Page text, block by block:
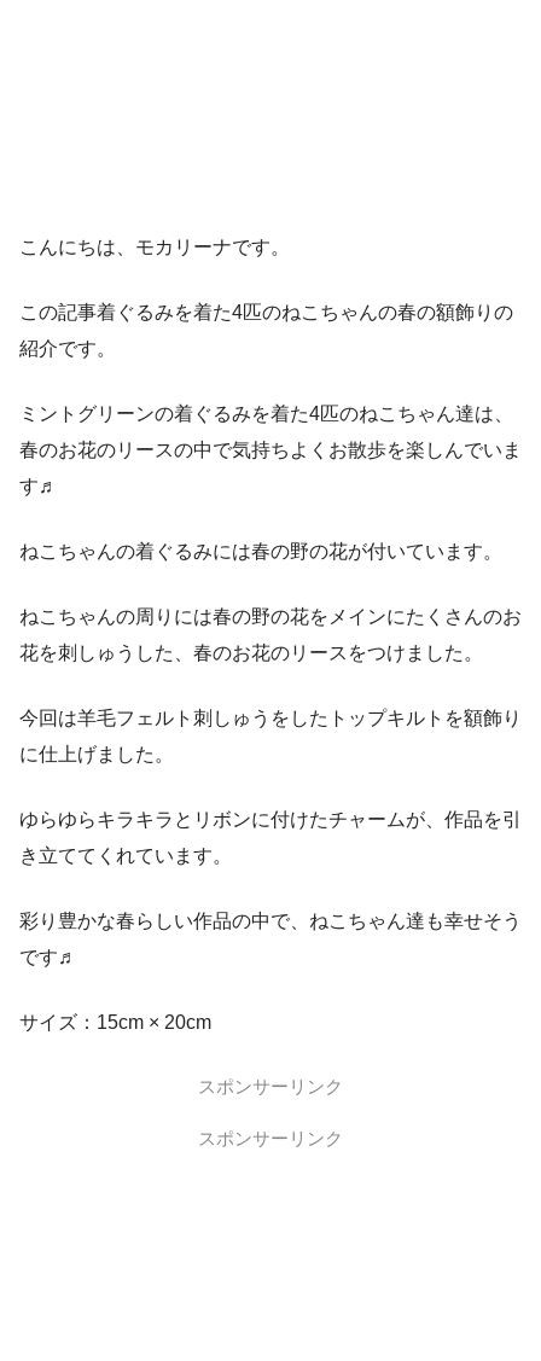
こんにちは、モカリーナです。
この記事着ぐるみを着た4匹のねこちゃんの春の額飾りの
紹介です。
ミントグリーンの着ぐるみを着た4匹のねこちゃん達は、
春のお花のリースの中で気持ちよくお散歩を楽しんでいま
す♬
ねこちゃんの着ぐるみには春の野の花が付いています。
ねこちゃんの周りには春の野の花をメインにたくさんのお
花を刺しゅうした、春のお花のリースをつけました。
今回は羊毛フェルト刺しゅうをしたトップキルトを額飾り
に仕上げました。
ゆらゆらキラキラとリボンに付けたチャームが、作品を引
き立ててくれています。
彩り豊かな春らしい作品の中で、ねこちゃん達も幸せそう
です♬
サイズ：15cm × 20cm
スポンサーリンク
スポンサーリンク